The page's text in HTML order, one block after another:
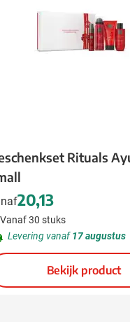
Rituals
20,13
Vanaf 30 stuks
Levering vanaf17 augustus
Bekijk product